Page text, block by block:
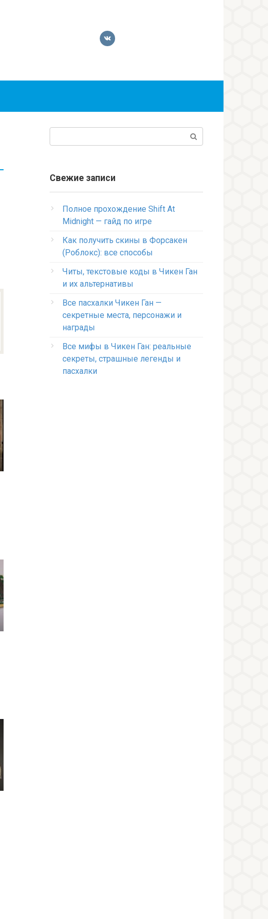
Свежие записи
Полное прохождение Shift At
Midnight — гайд по игре
Как получить скины в Форсакен
(Роблокс): все способы
Читы, текстовые коды в Чикен Ган
и их альтернативы
Все пасхалки Чикен Ган —
секретные места, персонажи и
награды
Все мифы в Чикен Ган: реальные
секреты, страшные легенды и
пасхалки